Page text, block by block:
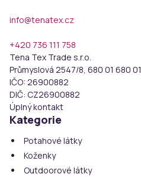
info@tenatex.cz
+420 736 111 758
Tena Tex Trade s.r.o.
Průmyslová 2547/8, 680 01 680 01
IČO: 26900882
DIČ: CZ26900882
Úplný kontakt
Kategorie
Potahové látky
Koženky
Outdoorové látky